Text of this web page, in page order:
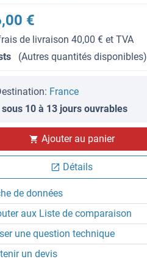
€
de livraison 40,00 € et TVA
(Autres quantités disponibles)
France
sous 10 à 13 jours ouvrables
Ajouter au panier
Détails
de données
aux Liste de comparaison
une question technique
un devis